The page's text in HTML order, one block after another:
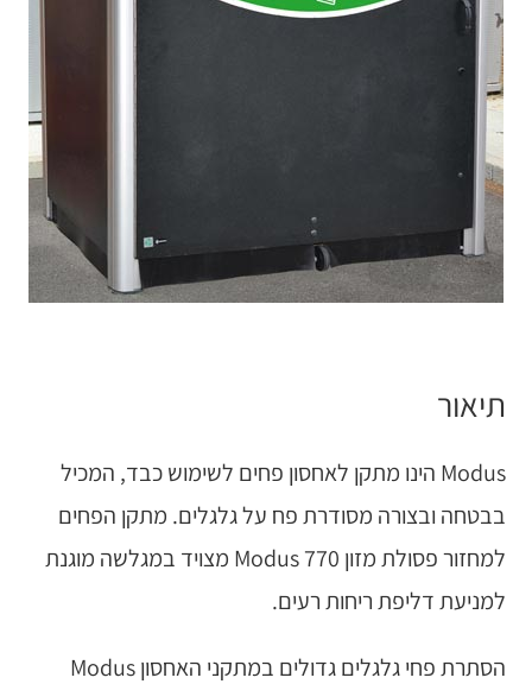
תיאור
Modus הינו מתקן לאחסון פחים לשימוש כבד, המכיל
בבטחה ובצורה מסודרת פח על גלגלים. מתקן הפחים
למחזור פסולת מזון Modus 770 מצויד במגלשה מוגנת
למניעת דליפת ריחות רעים.
הסתרת פחי גלגלים גדולים במתקני האחסון Modus